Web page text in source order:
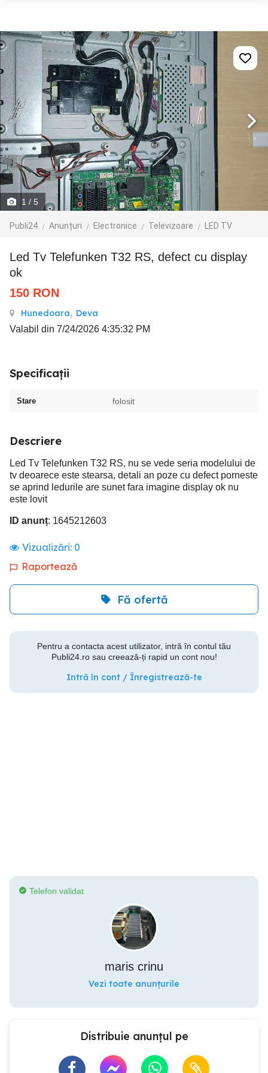
1 / 5
Publi24 Anunțuri Electronice Televizoare LED TV
Led Tv Telefunken T32 RS, defect cu display
ok
150 RON
Hunedoara, Deva
Valabil din 7/24/2026 4:35:32 PM
Specificații
Stare folosit
Descriere
Led Tv Telefunken T32 RS, nu se vede seria modelului de
tv deoarece este stearsa, detali an poze cu defect porneste
se aprind ledurile are sunet fara imagine display ok nu
este lovit
ID anunț: 1645212603
Vizualizări: 0
Raportează
Fă ofertă
Pentru a contacta acest utilizator, intră în contul tău
Publi24.ro sau creează-ți rapid un cont nou!
Intră în cont / Înregistrează-te
Telefon validat
maris crinu
Vezi toate anunțurile
Distribuie anunțul pe